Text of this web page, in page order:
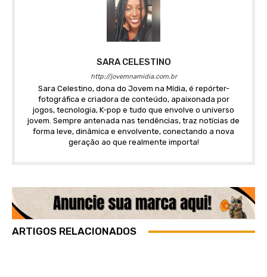
SARA CELESTINO
http://jovemnamidia.com.br
Sara Celestino, dona do Jovem na Mídia, é repórter-
fotográfica e criadora de conteúdo, apaixonada por
jogos, tecnologia, K-pop e tudo que envolve o universo
jovem. Sempre antenada nas tendências, traz notícias de
forma leve, dinâmica e envolvente, conectando a nova
geração ao que realmente importa!
ARTIGOS RELACIONADOS